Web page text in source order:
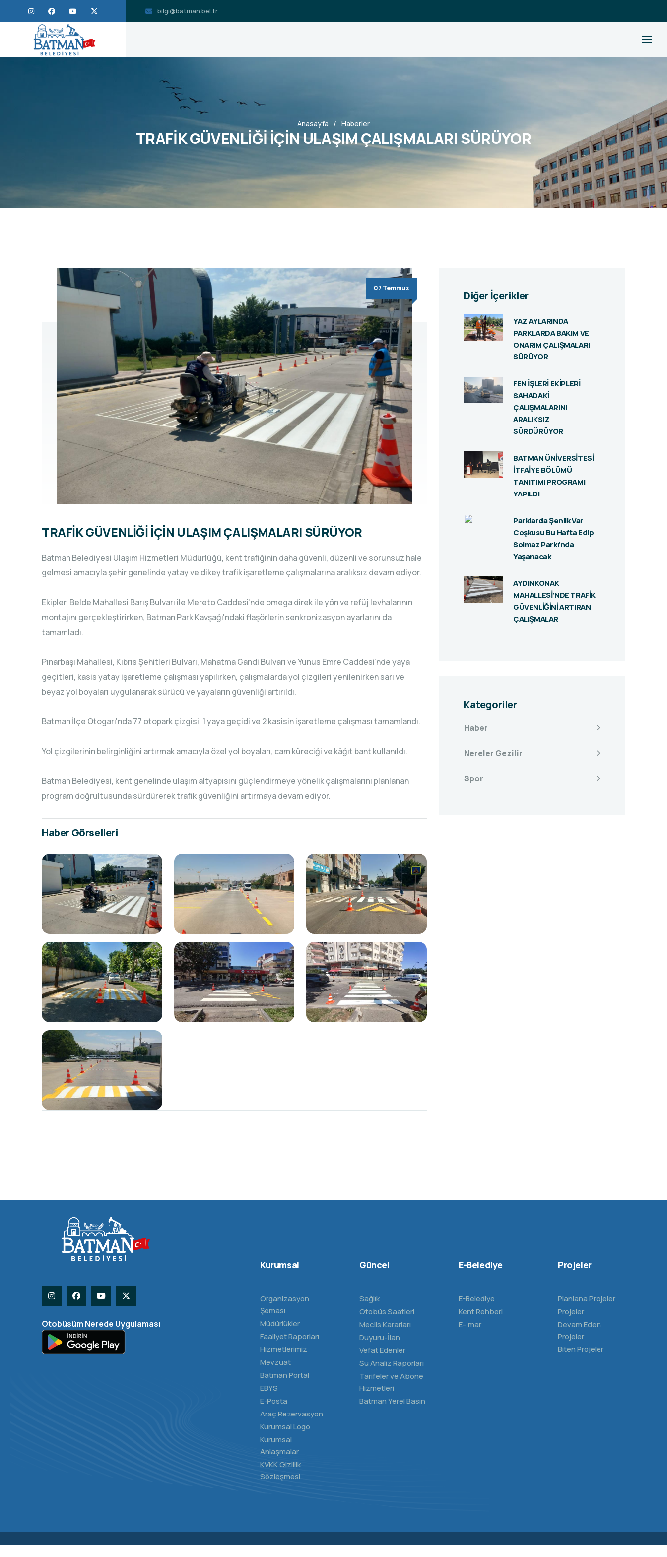
bilgi@batman.bel.tr
Anasayfa Haberler
TRAFİK GÜVENLİĞİ İÇİN ULAŞIM ÇALIŞMALARI SÜRÜYOR
07 Temmuz
TRAFİK GÜVENLİĞİ İÇİN ULAŞIM ÇALIŞMALARI SÜRÜYOR
Batman Belediyesi Ulaşım Hizmetleri Müdürlüğü, kent trafiğinin daha güvenli, düzenli ve sorunsuz hale
gelmesi amacıyla şehir genelinde yatay ve dikey trafik işaretleme çalışmalarına aralıksız devam ediyor.
Ekipler, Belde Mahallesi Barış Bulvarı ile Mereto Caddesi'nde omega direk ile yön ve refüj levhalarının
montajını gerçekleştirirken, Batman Park Kavşağı'ndaki flaşörlerin senkronizasyon ayarlarını da
tamamladı.
Pınarbaşı Mahallesi, Kıbrıs Şehitleri Bulvarı, Mahatma Gandi Bulvarı ve Yunus Emre Caddesi'nde yaya
geçitleri, kasis yatay işaretleme çalışması yapılırken, çalışmalarda yol çizgileri yenilenirken sarı ve
beyaz yol boyaları uygulanarak sürücü ve yayaların güvenliği artırıldı.
Batman İlçe Otogarı'nda 77 otopark çizgisi, 1 yaya geçidi ve 2 kasisin işaretleme çalışması tamamlandı.
Yol çizgilerinin belirginliğini artırmak amacıyla özel yol boyaları, cam küreciği ve kâğıt bant kullanıldı.
Batman Belediyesi, kent genelinde ulaşım altyapısını güçlendirmeye yönelik çalışmalarını planlanan
program doğrultusunda sürdürerek trafik güvenliğini artırmaya devam ediyor.
Haber Görselleri
Diğer İçerikler
YAZ AYLARINDA
PARKLARDA BAKIM VE
ONARIM ÇALIŞMALARI
SÜRÜYOR
FEN İŞLERİ EKİPLERİ
SAHADAKİ
ÇALIŞMALARINI
ARALIKSIZ
SÜRDÜRÜYOR
BATMAN ÜNİVERSİTESİ
İTFAİYE BÖLÜMÜ
TANITIMI PROGRAMI
YAPILDI
Parklarda Şenlik Var
Coşkusu Bu Hafta Edip
Solmaz Parkı'nda
Yaşanacak
AYDINKONAK
MAHALLESİ’NDE TRAFİK
GÜVENLİĞİNİ ARTIRAN
ÇALIŞMALAR
Kategoriler
Haber
Nereler Gezilir
Spor
Otobüsüm Nerede Uygulaması
Kurumsal
Organizasyon
Şeması
Müdürlükler
Faaliyet Raporları
Hizmetlerimiz
Mevzuat
Batman Portal
EBYS
E-Posta
Araç Rezervasyon
Kurumsal Logo
Kurumsal
Anlaşmalar
KVKK Gizlilik
Sözleşmesi
Güncel
Sağlık
Otobüs Saatleri
Meclis Kararları
Duyuru-İlan
Vefat Edenler
Su Analiz Raporları
Tarifeler ve Abone
Hizmetleri
Batman Yerel Basın
E-Belediye
E-Belediye
Kent Rehberi
E-İmar
Projeler
Planlana Projeler
Projeler
Devam Eden
Projeler
Biten Projeler